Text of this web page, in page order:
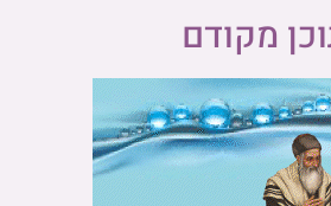
מקודם